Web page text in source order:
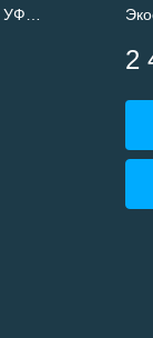
УФ
2